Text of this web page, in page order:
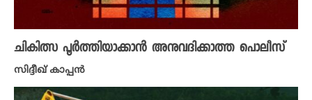
ചികിത്സ പൂർത്തിയാക്കാൻ അനുവദിക്കാത്ത പൊലീസ്
സിദ്ദീഖ് കാപ്പൻ